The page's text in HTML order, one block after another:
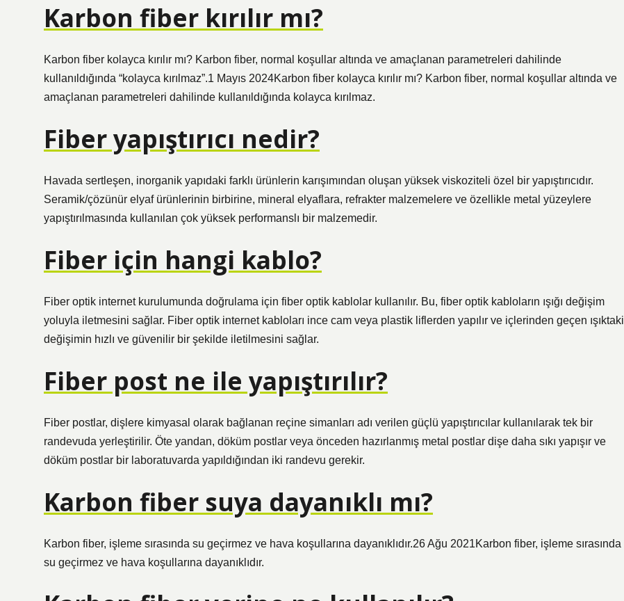
Karbon fiber kırılır mı?
Karbon fiber kolayca kırılır mı? Karbon fiber, normal koşullar altında ve amaçlanan parametreleri dahilinde
kullanıldığında “kolayca kırılmaz”.1 Mayıs 2024Karbon fiber kolayca kırılır mı? Karbon fiber, normal koşullar altında ve
amaçlanan parametreleri dahilinde kullanıldığında kolayca kırılmaz.
Fiber yapıştırıcı nedir?
Havada sertleşen, inorganik yapıdaki farklı ürünlerin karışımından oluşan yüksek viskoziteli özel bir yapıştırıcıdır.
Seramik/çözünür elyaf ürünlerinin birbirine, mineral elyaflara, refrakter malzemelere ve özellikle metal yüzeylere
yapıştırılmasında kullanılan çok yüksek performanslı bir malzemedir.
Fiber için hangi kablo?
Fiber optik internet kurulumunda doğrulama için fiber optik kablolar kullanılır. Bu, fiber optik kabloların ışığı değişim
yoluyla iletmesini sağlar. Fiber optik internet kabloları ince cam veya plastik liflerden yapılır ve içlerinden geçen ışıktaki
değişimin hızlı ve güvenilir bir şekilde iletilmesini sağlar.
Fiber post ne ile yapıştırılır?
Fiber postlar, dişlere kimyasal olarak bağlanan reçine simanları adı verilen güçlü yapıştırıcılar kullanılarak tek bir
randevuda yerleştirilir. Öte yandan, döküm postlar veya önceden hazırlanmış metal postlar dişe daha sıkı yapışır ve
döküm postlar bir laboratuvarda yapıldığından iki randevu gerekir.
Karbon fiber suya dayanıklı mı?
Karbon fiber, işleme sırasında su geçirmez ve hava koşullarına dayanıklıdır.26 Ağu 2021Karbon fiber, işleme sırasında
su geçirmez ve hava koşullarına dayanıklıdır.